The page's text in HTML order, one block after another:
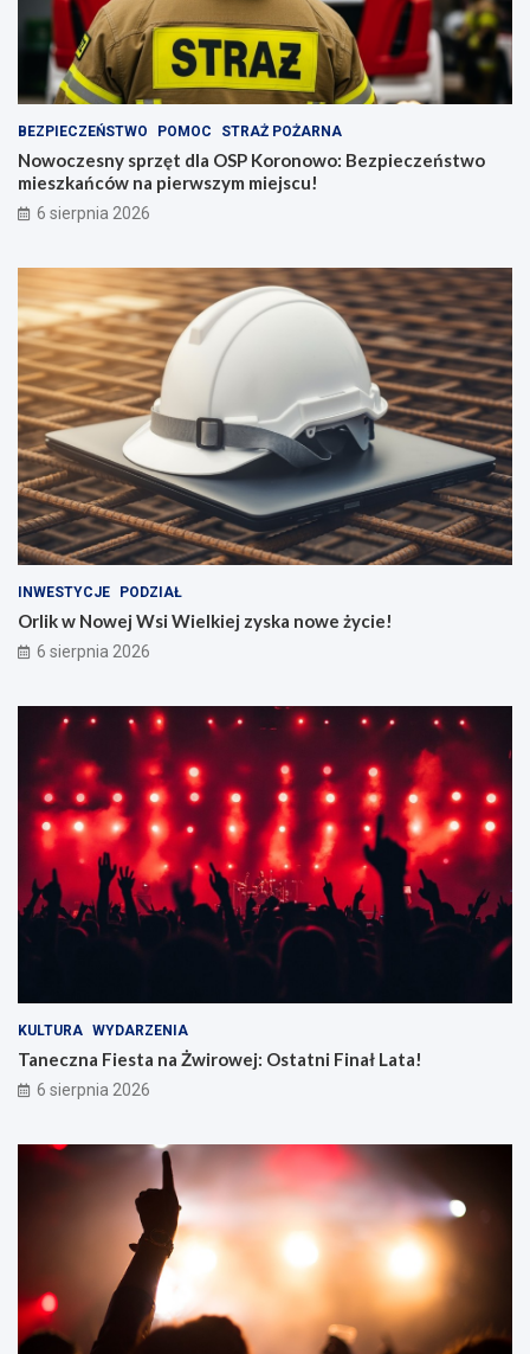
BEZPIECZEŃSTWO POMOC STRAŻ POŻARNA
Nowoczesny sprzęt dla OSP Koronowo: Bezpieczeństwo
mieszkańców na pierwszym miejscu!
6 sierpnia 2026
INWESTYCJE PODZIAŁ
Orlik w Nowej Wsi Wielkiej zyska nowe życie!
6 sierpnia 2026
KULTURA WYDARZENIA
Taneczna Fiesta na Żwirowej: Ostatni Finał Lata!
6 sierpnia 2026